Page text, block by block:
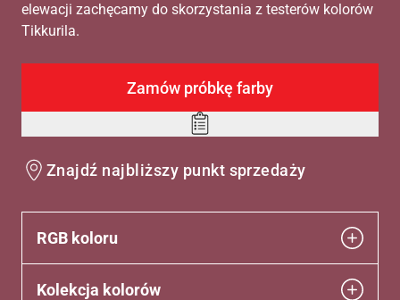
elewacji zachęcamy do skorzystania z testerów kolorów
Tikkurila.
Zamów próbkę farby
Add
wishlist
Znajdź najbliższy punkt sprzedaży
RGB koloru
Kolekcja kolorów